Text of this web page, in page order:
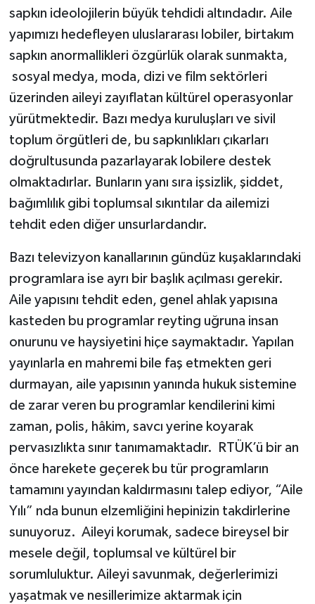
sapkın ideolojilerin büyük tehdidi altındadır. Aile
yapımızı hedefleyen uluslararası lobiler, birtakım
sapkın anormallikleri özgürlük olarak sunmakta,
sosyal medya, moda, dizi ve film sektörleri
üzerinden aileyi zayıflatan kültürel operasyonlar
yürütmektedir. Bazı medya kuruluşları ve sivil
toplum örgütleri de, bu sapkınlıkları çıkarları
doğrultusunda pazarlayarak lobilere destek
olmaktadırlar. Bunların yanı sıra işsizlik, şiddet,
bağımlılık gibi toplumsal sıkıntılar da ailemizi
tehdit eden diğer unsurlardandır.
Bazı televizyon kanallarının gündüz kuşaklarındaki
programlara ise ayrı bir başlık açılması gerekir.
Aile yapısını tehdit eden, genel ahlak yapısına
kasteden bu programlar reyting uğruna insan
onurunu ve haysiyetini hiçe saymaktadır. Yapılan
yayınlarla en mahremi bile faş etmekten geri
durmayan, aile yapısının yanında hukuk sistemine
de zarar veren bu programlar kendilerini kimi
zaman, polis, hâkim, savcı yerine koyarak
pervasızlıkta sınır tanımamaktadır. RTÜK’ü bir an
önce harekete geçerek bu tür programların
tamamını yayından kaldırmasını talep ediyor, “Aile
Yılı” nda bunun elzemliğini hepinizin takdirlerine
sunuyoruz. Aileyi korumak, sadece bireysel bir
mesele değil, toplumsal ve kültürel bir
sorumluluktur. Aileyi savunmak, değerlerimizi
yaşatmak ve nesillerimize aktarmak için